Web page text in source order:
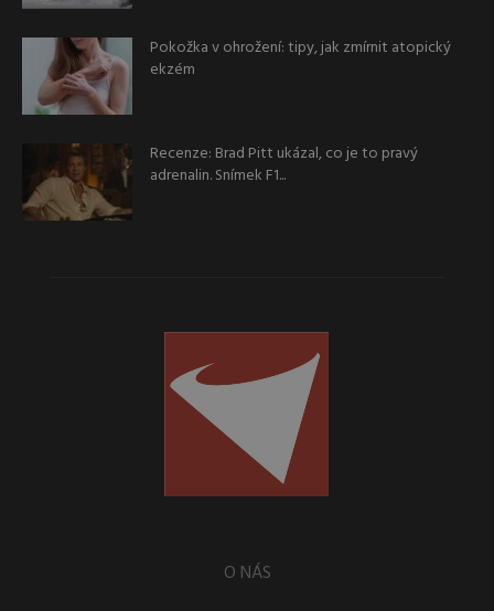
Pokožka v ohrožení: tipy, jak zmírnit atopický
ekzém
Recenze: Brad Pitt ukázal, co je to pravý
adrenalin. Snímek F1...
O NÁS